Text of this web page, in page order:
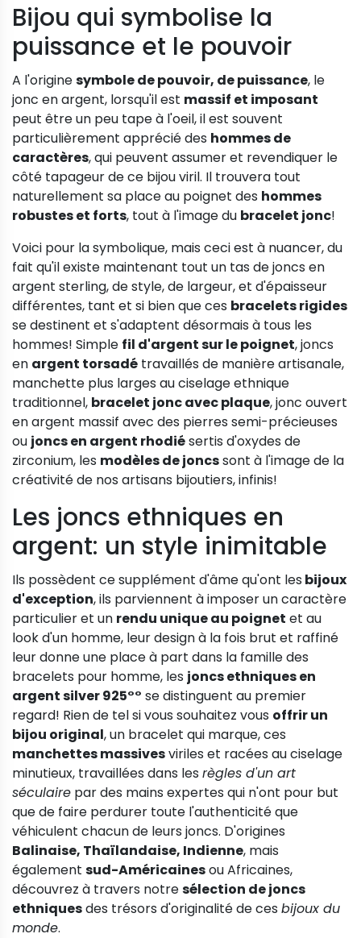
Bijou qui symbolise la
puissance et le pouvoir
A l'originesymbole de pouvoir, de puissance, le
jonc en argent, lorsqu'il est massif et imposant
peut être un peu tape à l'oeil, il est souvent
particulièrement apprécié des hommes de
caractères, qui peuvent assumer et revendiquer le
côté tapageur de ce bijou viril. Il trouvera tout
naturellement sa place au poignet des hommes
robustes et forts, tout à l'image du bracelet jonc!
Voici pour la symbolique, mais ceci est à nuancer, du
fait qu'il existe maintenant tout un tas de joncs en
argent sterling, de style, de largeur, et d'épaisseur
différentes, tant et si bien que ces bracelets rigides
se destinent et s'adaptent désormais à tous les
hommes! Simple fil d'argent sur le poignet, joncs
en argent torsadé travaillés de manière artisanale,
manchette plus larges au ciselage ethnique
traditionnel, bracelet jonc avec plaque, jonc ouvert
en argent massif avec des pierres semi-précieuses
ou joncs en argent rhodiésertis d'oxydes de
zirconium, les modèles de joncssont à l'image de la
créativité de nos artisans bijoutiers, infinis!
Les joncs ethniques en
argent: un style inimitable
Ils possèdent ce supplément d'âme qu'ont les bijoux
d'exception, ils parviennent à imposer un caractère
particulier et un rendu unique au poignet et au
look d'un homme, leur design à la fois brut et raffiné
leur donne une place à part dans la famille des
bracelets pour homme, les joncs ethniques en
argent silver 925°° se distinguent au premier
regard! Rien de tel si vous souhaitez vous offrir un
bijou original, un bracelet qui marque, ces
manchettes massivesviriles et racées au ciselage
minutieux, travaillées dans les règles d'un art
séculaire par des mains expertes qui n'ont pour but
que de faire perdurer toute l'authenticité que
véhiculent chacun de leurs joncs. D'origines
Balinaise, Thaïlandaise, Indienne, mais
également sud-Américainesou Africaines,
découvrez à travers notresélection de joncs
ethniquesdes trésors d'originalité de ces bijoux du
monde.